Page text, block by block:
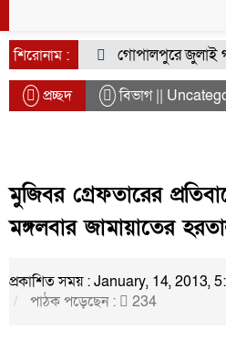
শিরোনাম :
গোপালপুরে জুলাই
প্রচ্ছদ বিভাগ ||
মুজিবর গ্রেফতারের
মঙ্গলবার জামায়াতের
প্রকাশিত সময় : January, 14, 2013,
পাঠক পড়েছেন :
234